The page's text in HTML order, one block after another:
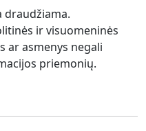
draudžiama.
ir visuomeninės
ar asmenys negali
priemonių.